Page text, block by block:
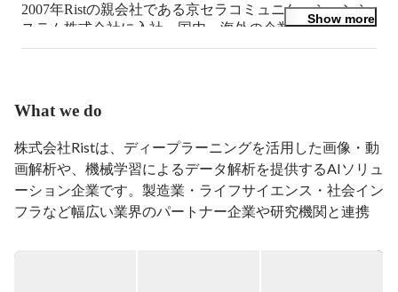
2007年Ristの親会社である京セラコミュニケーションシ
ステム株式会社に入社。国内・海外の企業向けのシステ
ムインテグレーション事業に長年携わり、数多くの案件
Pte. Ltd.（以下、KCSG）の立ち上げメンバーとして
KCSGに出向。2016年7月に同社取締役、2019年4月に同
社代表取締役社長に就任。
2020年4月、取締役副社長としてRistの経営に参画。
2021年4月、Ristの代表取締役副社長に就任。
Show more
What we do
株式会社Ristは、ディープラーニングを活用した画像・動
画解析や、機械学習によるデータ解析を提供するAIソリュ
ーション企業です。製造業・ライフサイエンス・社会イン
フラなど幅広い業界のパートナー企業や研究機関と連携
立、京都市下京区に本社、東京都港区にオフィスを構えて